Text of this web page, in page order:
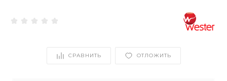
СРАВНИТЬ ОТЛОЖИТЬ